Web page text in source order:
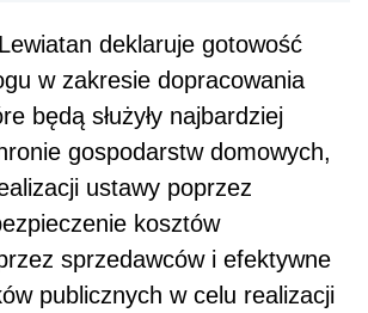
deklaruje gotowość
w zakresie dopracowania
będą służyły najbardziej
gospodarstw domowych,
ustawy poprzez
kosztów
sprzedawców i efektywne
publicznych w celu realizacji